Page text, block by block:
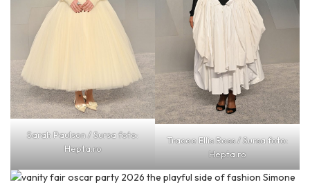
Sarah Paulson / Sursa foto:
Hepta.ro
Tracee Ellis Ross / Sursa foto:
Hepta.ro